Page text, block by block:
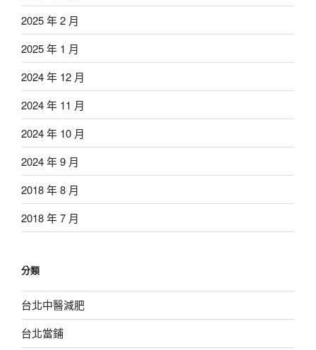
2025 年 2 月
2025 年 1 月
2024 年 12 月
2024 年 11 月
2024 年 10 月
2024 年 9 月
2018 年 8 月
2018 年 7 月
分類
台北中醫減肥
台北當鋪